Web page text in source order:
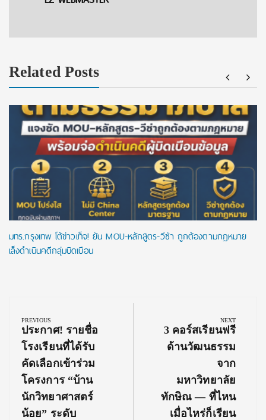
Related Posts
มทร.กรุงเทพ โต้ข่าวเท็จ! ยัน MOU-หลักสูตร-วีซ่า ถูกต้องตามกฎหมาย
เล็งดำเนินคดีกลุ่มบิดเบือน
navigation
PREVIOUS
Previous
Post:
ประกาศ! รายชื่อ
โรงเรียนที่ได้รับ
คัดเลือกเข้าร่วม
โครงการ “บ้าน
นักวิทยาศาสตร์
น้อย” ระดับ
NEXT
Next
Post:
3 คอร์สเรียนฟรี
ด้านวัฒนธรรม
จาก
มหาวิทยาลัย
ทักษิณ — ที่ไหน
เมื่อไหร่ก็เรียน